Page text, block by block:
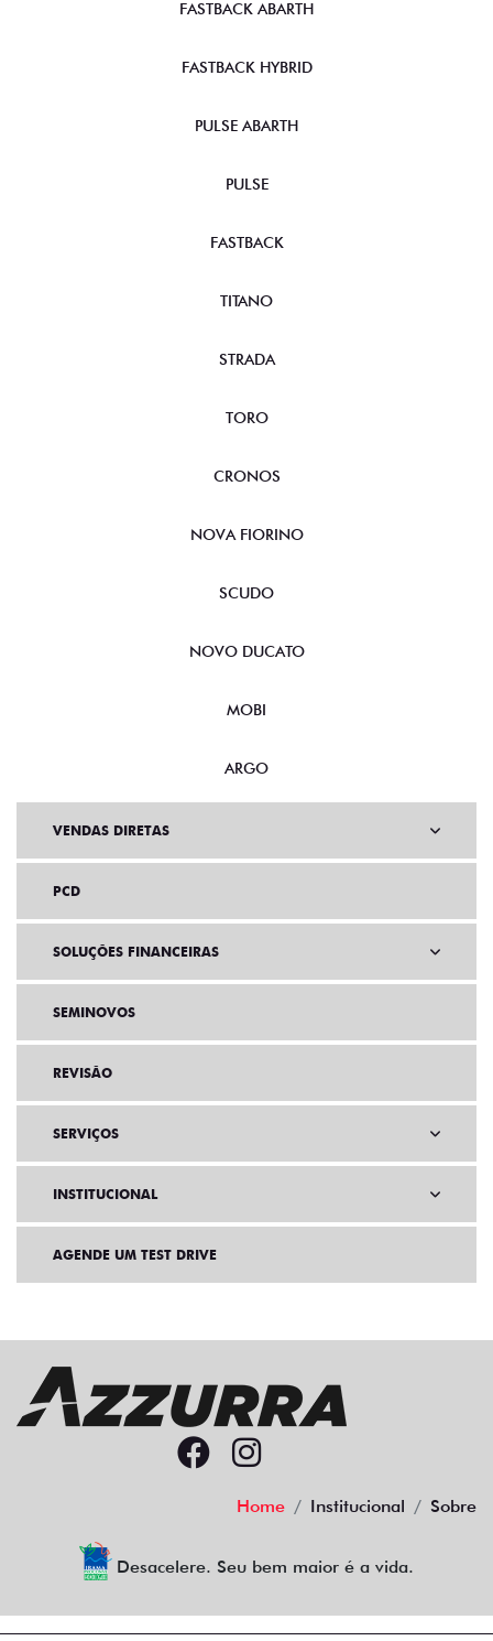
FASTBACK ABARTH
FASTBACK HYBRID
PULSE ABARTH
PULSE
FASTBACK
TITANO
STRADA
TORO
CRONOS
NOVA FIORINO
SCUDO
NOVO DUCATO
MOBI
ARGO
VENDAS DIRETAS
PCD
SOLUÇÕES FINANCEIRAS
SEMINOVOS
REVISÃO
SERVIÇOS
INSTITUCIONAL
AGENDE UM TEST DRIVE
Home Institucional Sobre
Desacelere. Seu bem maior é a vida.